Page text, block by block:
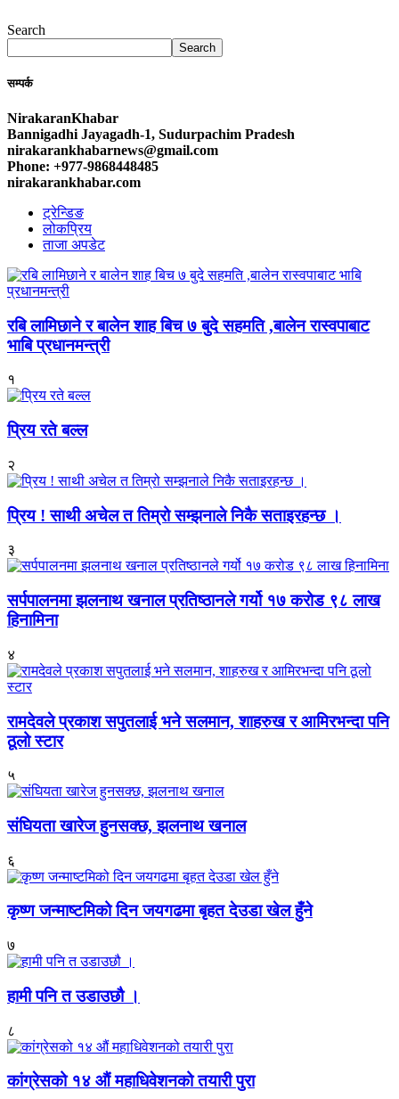
Search
Search
सम्पर्क
NirakaranKhabar
Bannigadhi Jayagadh-1, Sudurpachim Pradesh
nirakarankhabarnews@gmail.com
Phone: +977-9868448485
nirakarankhabar.com
ट्रेन्डिङ
लोकप्रिय
ताजा अपडेट
रबि लामिछाने र बालेन शाह बिच ७ बुदे सहमति ,बालेन रास्वपाबाट
भाबि प्रधानमन्त्री
१
प्रिय रते बल्ल
२
प्रिय ! साथी अचेल त तिम्रो सम्झनाले निकै सताइरहन्छ ।
३
सर्पपालनमा झलनाथ खनाल प्रतिष्ठानले गर्यो १७ करोड ९८ लाख
हिनामिना
४
रामदेवले प्रकाश सपुतलाई भने सलमान, शाहरुख र आमिरभन्दा पनि
ठूलो स्टार
५
संघियता खारेज हुनसक्छ, झलनाथ खनाल
६
कृष्ण जन्माष्टमिको दिन जयगढमा बृहत देउडा खेल हुँने
७
हामी पनि त उडाउछौ ।
८
कांग्रेसको १४ औं महाधिवेशनको तयारी पुरा